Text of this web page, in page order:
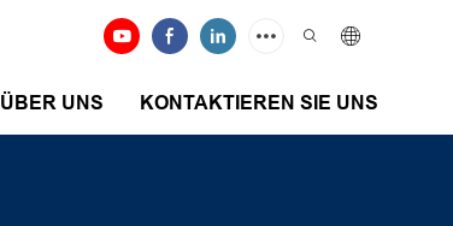
ÜBER UNS KONTAKTIEREN SIE UNS